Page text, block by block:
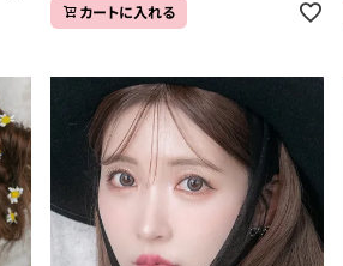
カートに入れる